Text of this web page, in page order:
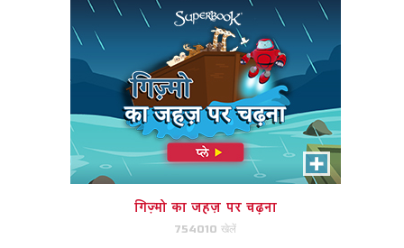
गिज़्मो का जहज़ पर चढ़ना
754010 खेलें
कीड़े बहार
कीड़े को साफ़ करने के लिए कीड़े मिलान